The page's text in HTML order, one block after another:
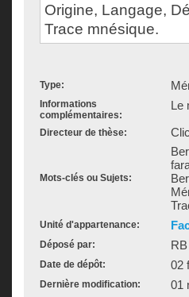
Origine, Langage,
Trace mnésique.
Type:
Informations
complémentaires:
Le
Directeur de thèse:
Mots-clés ou Sujets:
Unité d'appartenance:
Déposé par:
Date de dépôt: 02
Dernière modification: 01